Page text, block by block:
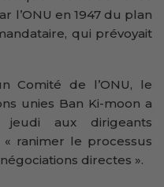
l’ONU en 1947 du plan
qui prévoyait
Comité de l’ONU, le
unies Ban Ki-moon a
jeudi aux dirigeants
ranimer le processus
directes ».